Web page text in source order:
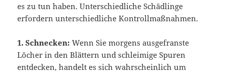
es zu tun haben. Unterschiedliche Schädlinge
erfordern unterschiedliche Kontrollmaßnahmen.
1. Schnecken: Wenn Sie morgens ausgefranste
Löcher in den Blättern und schleimige Spuren
entdecken, handelt es sich wahrscheinlich um